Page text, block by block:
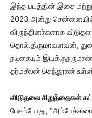
இந்த படத்தின் இசை
2023 அன்று சென்னையில்
விருந்தினர்களாக
தொல்.திருமாவளவன்,
நடிகையும்
தர்மசீலன் செந்தூரன்
விடுதலை சிறுத்தைகள்
பேசும்போது, “அம்பேத்கரை